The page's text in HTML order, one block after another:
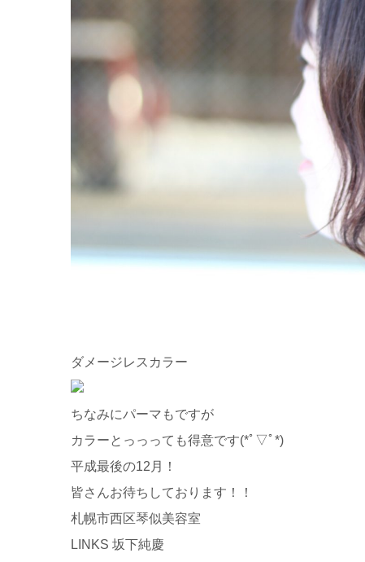
ダメージレスカラー
ちなみにパーマもですが
カラーとっっっても得意です(*ﾟ▽ﾟ*)
平成最後の12月！
皆さんお待ちしております！！
札幌市西区琴似美容室
LINKS 坂下純慶